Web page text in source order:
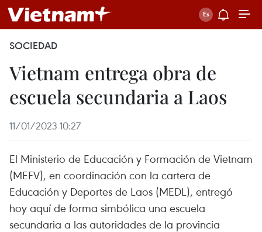
SOCIEDAD
Vietnam entrega obra de
escuela secundaria a Laos
11/01/2023 10:27
El Ministerio de Educación y Formación de Vietnam
(MEFV), en coordinación con la cartera de
Educación y Deportes de Laos (MEDL), entregó
hoy aquí de forma simbólica una escuela
secundaria a las autoridades de la provincia